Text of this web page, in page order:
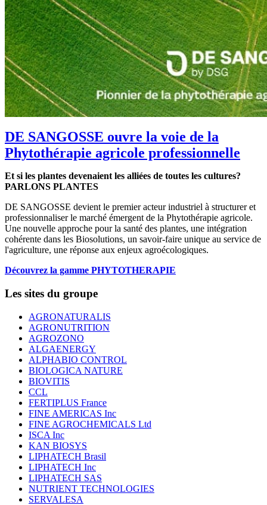
DE SANGOSSE ouvre la voie de la
Phytothérapie agricole professionnelle
Et si les plantes devenaient les alliées de toutes les cultures?
PARLONS PLANTES
DE SANGOSSE devient le premier acteur industriel à structurer et
professionnaliser le marché émergent de la Phytothérapie agricole.
Une nouvelle approche pour la santé des plantes, une intégration
cohérente dans les Biosolutions, un savoir-faire unique au service de
l'agriculture, une réponse aux enjeux agroécologiques.
Découvrez la gamme PHYTOTHERAPIE
Les sites du groupe
AGRONATURALIS
AGRONUTRITION
AGROZONO
ALGAENERGY
ALPHABIO CONTROL
BIOLOGICA NATURE
BIOVITIS
CCL
FERTIPLUS France
FINE AMERICAS Inc
FINE AGROCHEMICALS Ltd
ISCA Inc
KAN BIOSYS
LIPHATECH Brasil
LIPHATECH Inc
LIPHATECH SAS
NUTRIENT TECHNOLOGIES
SERVALESA